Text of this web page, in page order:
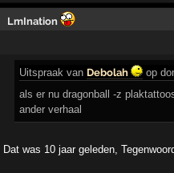
LmInation
Uitspraak van Debolah op
als er nu dragonball -z
ander verhaal
Dat was 10 jaar geleden,